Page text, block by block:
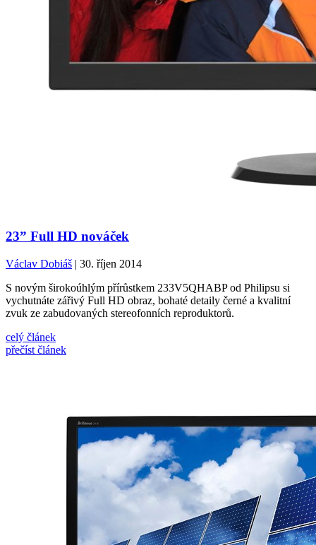
23” Full HD nováček
Václav Dobiáš | 30. říjen 2014
S novým širokoúhlým přírůstkem 233V5QHABP od Philipsu si
vychutnáte zářivý Full HD obraz, bohaté detaily černé a kvalitní
zvuk ze zabudovaných stereofonních reproduktorů.
celý článek
přečíst článek